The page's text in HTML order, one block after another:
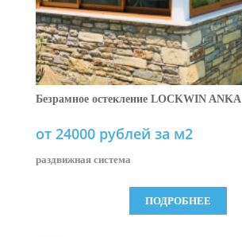
Безрамное остекление LOCKWIN ANKA
от 24000 рублей за м2
раздвижная система
ПОДРОБНЕЕ